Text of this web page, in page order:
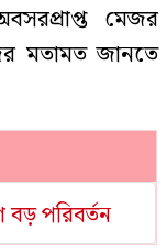
মেজর
মতামত জানতে
বড় পরিবর্তন